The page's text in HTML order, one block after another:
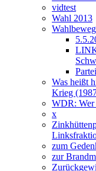
vidtest
Wahl 2013
Was heißt
Krieg
WDR: Wer
x
zum
zur